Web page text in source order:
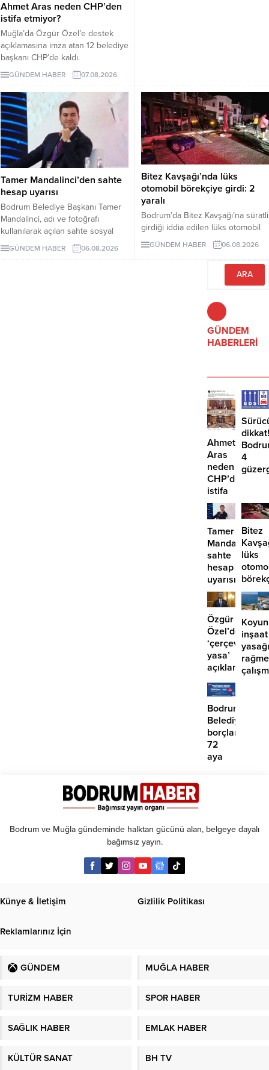
Ahmet Aras neden CHP’den
istifa etmiyor?
Muğla’da Özgür Özel’e destek
açıklamasına imza atan 12 belediye
başkanı CHP’de kaldı.
Milletvekilleri Yeni Parti’ye
geçerken belediye başkanlarının
tutumu ve CHP yönetiminin
sessizliği tartışılıyor.
GÜNDEM HABER 07.08.2026
Tamer Mandalinci’den sahte
hesap uyarısı
Bodrum Belediye Başkanı Tamer
Mandalinci, adı ve fotoğrafı
kullanılarak açılan sahte sosyal
medya hesaplarına karşı uyarıda
bulundu. Mandalinci, tek resmî
GÜNDEM HABER 06.08.2026
Bitez Kavşağı’nda lüks
otomobil börekçiye girdi: 2
yaralı
Bodrum’da Bitez Kavşağı’na süratli
girdiği iddia edilen lüks otomobil
börekçiye girdi. Kazada sürücü ve
GÜNDEM HABER 06.08.2026
GÜNDEM
HABERLERİ
Ahmet
Aras
neden
CHP’den
istifa
etmiyor?
dikkat!
4
Tamer
sahte
hesap
uyarısı
Bitez
lüks
girdi:
2
Özgür
Özel’den
‘çerçeve
yasa’
açıklaması:
‘İmza
atma
çabamız
yok’
inşaat
Bodrum
borçlara
72
aya
Bodrum ve Muğla gündeminde halktan gücünü alan, belgeye dayalı
bağımsız yayın.
Künye & İletişim Gizlilik Politikası
Reklamlarınız İçin
GÜNDEM MUĞLA HABER
TURİZM HABER SPOR HABER
SAĞLIK HABER EMLAK HABER
KÜLTÜR SANAT BH TV